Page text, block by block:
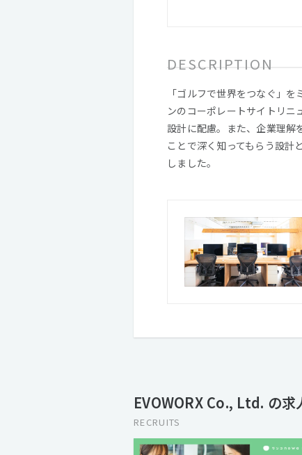
DESCRIPTION
「ゴルフで世界をつなぐ」
ンのコーポレートサイトリニ
設計に配慮。また、企業理解
ことで深く知ってもらう設計
しました。
EVOWORX Co., Ltd. の求
RECRUITS